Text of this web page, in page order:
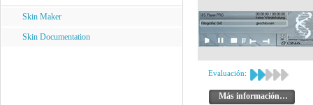
Skin Maker
Skin Documentation
Evaluación:
Más información…